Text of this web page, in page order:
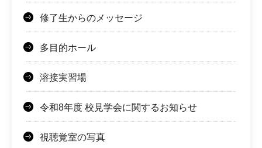
修了生からのメッセージ
多目的ホール
溶接実習場
令和8年度 校見学会に関するお知らせ
視聴覚室の写真